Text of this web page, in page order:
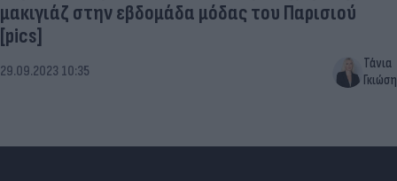
μακιγιάζ στην εβδομάδα μόδας του Παρισιού
[pics]
29.09.2023 10:35
Τάνια
Γκιώση